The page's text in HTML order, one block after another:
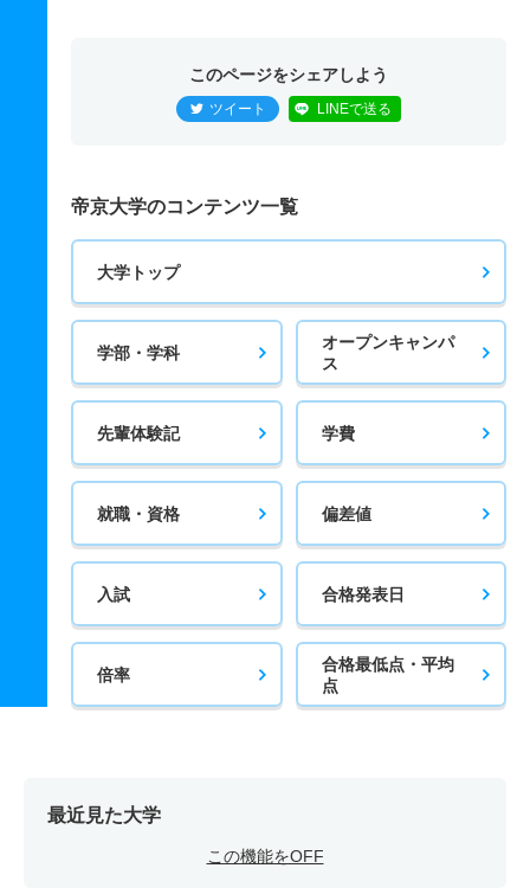
このページをシェアしよう
ツイート LINEで送る
帝京大学のコンテンツ一覧
大学トップ
学部・学科
オープンキャンパ
ス
先輩体験記 学費
就職・資格 偏差値
入試 合格発表日
倍率
合格最低点・平均
点
最近見た大学
この機能をOFF